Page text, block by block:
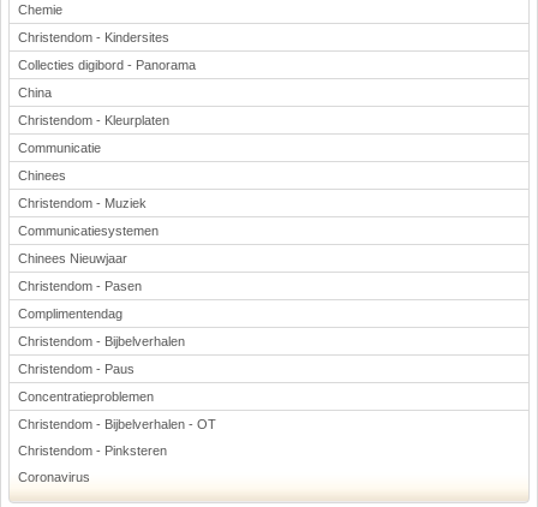
Chemie
Christendom - Kindersites
Collecties digibord - Panorama
China
Christendom - Kleurplaten
Communicatie
Chinees
Christendom - Muziek
Communicatiesystemen
Chinees Nieuwjaar
Christendom - Pasen
Complimentendag
Christendom - Bijbelverhalen
Christendom - Paus
Concentratieproblemen
Christendom - Bijbelverhalen - OT
Christendom - Pinksteren
Coronavirus